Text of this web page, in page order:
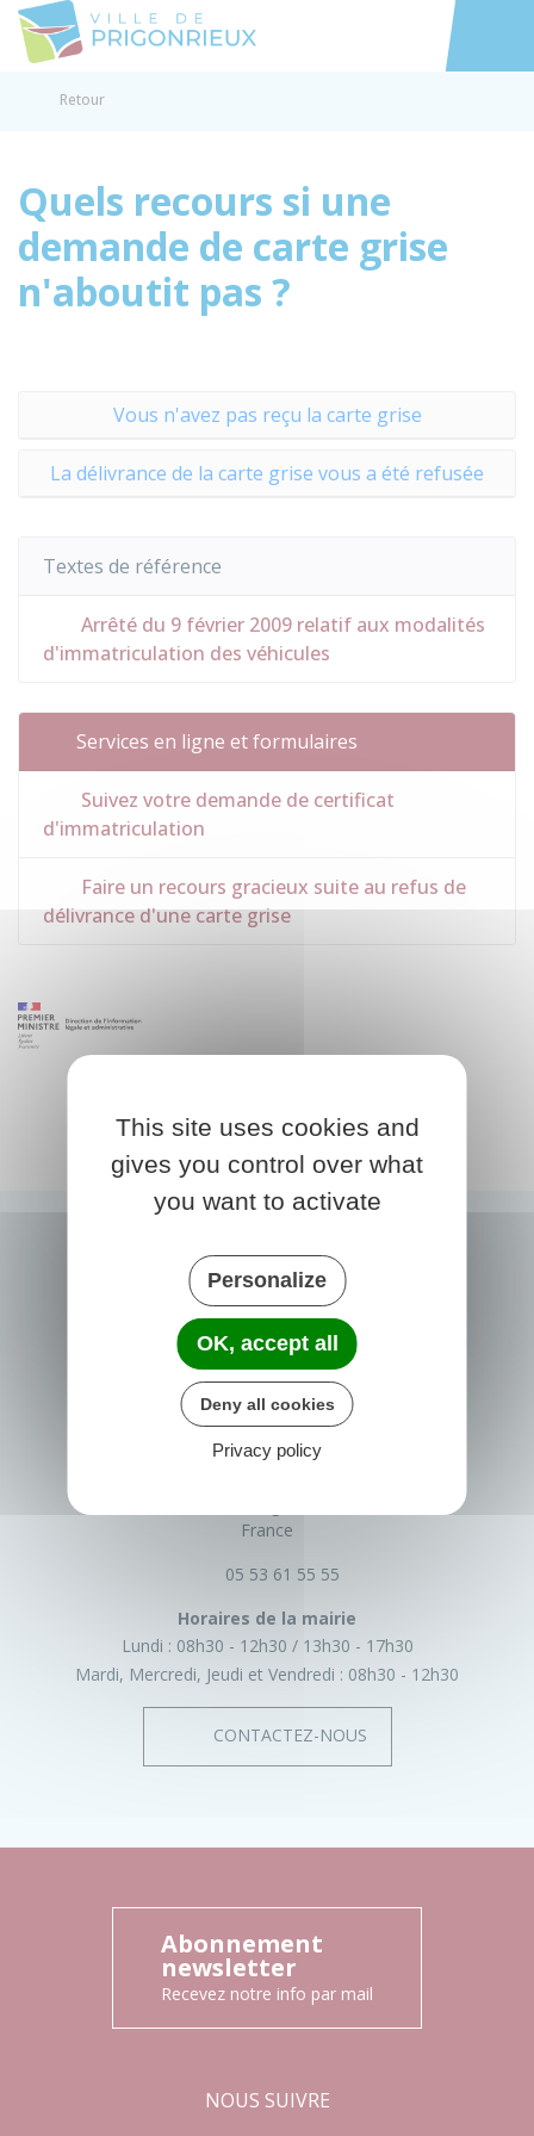
Accéder
Retour
Quels recours si une
demande de carte grise
n'aboutit pas ?
Vous n'avez pas reçu la carte grise
La délivrance de la carte grise vous a été refusée
Textes de référence
Arrêté du 9 février 2009 relatif aux modalités
d'immatriculation des véhicules
Services en ligne et formulaires
Suivez votre demande de certificat
d'immatriculation
Faire un recours gracieux suite au refus de
délivrance d'une carte grise
PRIGONRIEUX
France
05 53 61 55 55
Horaires de la mairie
Lundi : 08h30 - 12h30
13h30 - 17h30
Mardi, Mercredi, Jeudi et Vendredi : 08h30 - 12h30
CONTACTEZ-NOUS
Abonnement
newsletter
Recevez notre info par mail
NOUS SUIVRE
This site uses cookies and
gives you control over what
you want to activate
Personalize
OK, accept all
Deny all cookies
Privacy policy